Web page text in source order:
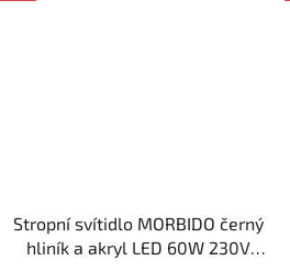
Stropní svítidlo MORBIDO černý
hliník a akryl LED 60W 230V